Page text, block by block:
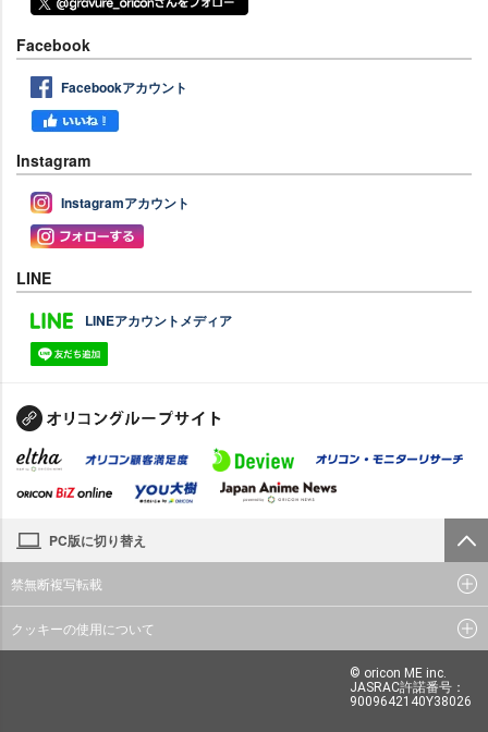
Facebook
Facebookアカウント
Instagram
Instagramアカウント
LINE
LINEアカウントメディア
PC版に切り替え
禁無断複写転載
クッキーの使用について
© oricon ME inc.
JASRAC許諾番号：
9009642140Y38026